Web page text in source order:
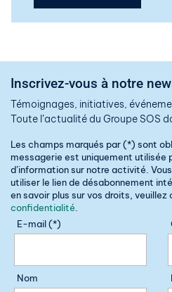
Inscrivez-vous à notre
Témoignages, initiatives,
Toute l’actualité du Groupe SOS
Les champs marqués par (*) sont
messagerie est uniquement utilisée
d’information sur notre activité.
utiliser le lien de désabonnement
en savoir plus sur vos droits, veuillez
confidentialité.
E-mail (*)
Nom